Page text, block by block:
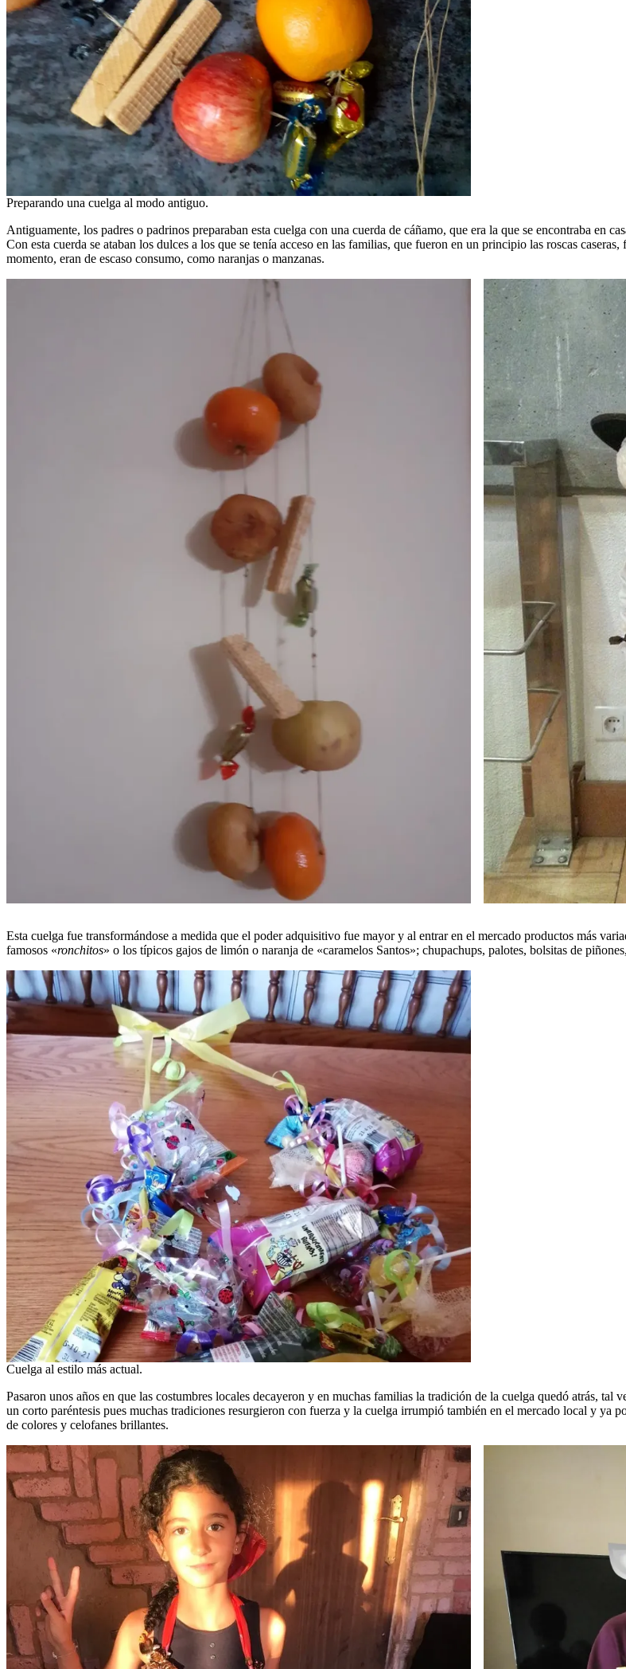
Preparando una cuelga al modo antiguo.
Antiguamente, los padres o padrinos preparaban esta cuelga con una cuerda de cáñamo, que era la que se encontraba en
Con esta cuerda se ataban los dulces a los que se tenía acceso en las familias, que fueron en un principio las roscas
momento, eran de escaso consumo, como naranjas o manzanas.
Esta cuelga fue transformándose a medida que el poder adquisitivo fue mayor y al entrar en el mercado productos más
famosos «ronchitos» o los típicos gajos de limón o naranja de «caramelos Santos»; chupachups, palotes, bolsitas de
Cuelga al estilo más actual.
Pasaron unos años en que las costumbres locales decayeron y en muchas familias la tradición de la cuelga quedó atrás,
un corto paréntesis pues muchas tradiciones resurgieron con fuerza y la cuelga irrumpió también en el mercado local y ya
de colores y celofanes brillantes.